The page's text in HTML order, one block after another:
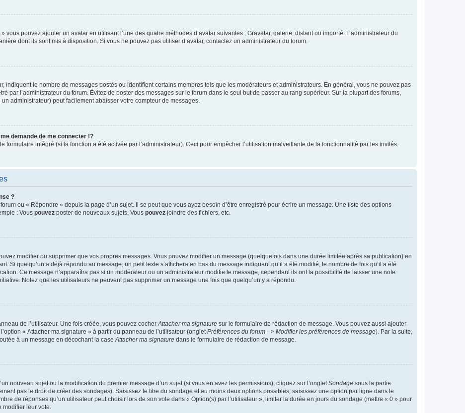
vous pouvez ajouter un avatar en utilisant l’une des quatre méthodes d’avatar suivantes : Gravatar, galerie, distant ou importé. L’administrateur du
dont ils sont mis à disposition. Si vous ne pouvez pas utiliser d’avatar, contactez un administrateur du forum.
indiquent le nombre de messages postés ou identifient certains membres tels que les modérateurs et administrateurs. En général, vous ne pouvez pas
par l’administrateur du forum. Évitez de poster des messages sur le forum dans le seul but de passer au rang supérieur. Sur la plupart des forums,
administrateur) peut facilement abaisser votre compteur de messages.
demande de me connecter !?
formulaire intégré (si la fonction a été activée par l’administrateur). Ceci pour empêcher l’utilisation malveillante de la fonctionnalité par les invités.
?
ou « Répondre » depuis la page d’un sujet. Il se peut que vous ayez besoin d’être enregistré pour écrire un message. Une liste des options
: Vous pouvez poster de nouveaux sujets, Vous pouvez joindre des fichiers, etc.
modifier ou supprimer que vos propres messages. Vous pouvez modifier un message (quelquefois dans une durée limitée après sa publication) en
Si quelqu’un a déjà répondu au message, un petit texte s’affichera en bas du message indiquant qu’il a été modifié, le nombre de fois qu’il a été
Ce message n’apparaîtra pas si un modérateur ou un administrateur modifie le message, cependant ils ont la possibilité de laisser une note
Notez que les utilisateurs ne peuvent pas supprimer un message une fois que quelqu’un y a répondu.
de l’utilisateur. Une fois créée, vous pouvez cocher Attacher ma signature sur le formulaire de rédaction de message. Vous pouvez aussi ajouter
« Attacher ma signature » à partir du panneau de l’utilisateur (onglet Préférences du forum --> Modifier les préférences de message). Par la suite,
à un message en décochant la case Attacher ma signature dans le formulaire de rédaction de message.
nouveau sujet ou la modification du premier message d’un sujet (si vous en avez les permissions), cliquez sur l’onglet Sondage sous la partie
pas le droit de créer des sondages). Saisissez le titre du sondage et au moins deux options possibles, saisissez une option par ligne dans le
de réponses qu’un utilisateur peut choisir lors de son vote dans « Option(s) par l’utilisateur », limiter la durée en jours du sondage (mettre « 0 » pour
leur vote.